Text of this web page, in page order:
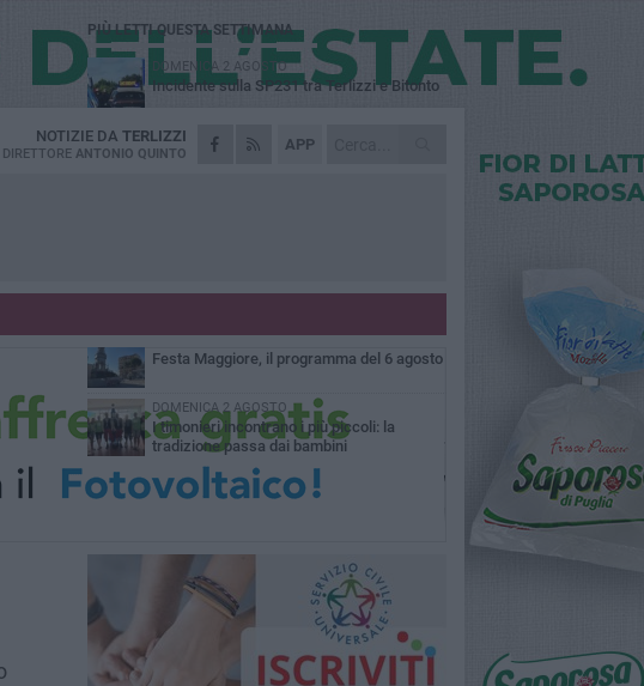
APP
NOTIZIE DA TERLIZZI
DIRETTORE ANTONIO QUINTO
PIÙ LETTI QUESTA SETTIMANA
DOMENICA 2 AGOSTO
Incidente sulla SP231 tra Terlizzi e Bitonto
LUNEDÌ 3 AGOSTO
Gatto senza vita sul marciapiede: macabro
Mini Carro, una tradizione che guarda al
GIOVEDÌ 6 AGOSTO
Festa Maggiore, il programma del 6 agosto
DOMENICA 2 AGOSTO
I timonieri incontrano i più piccoli: la
tradizione passa dai bambini